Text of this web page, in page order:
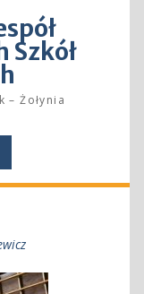
Szkół
– Żołynia